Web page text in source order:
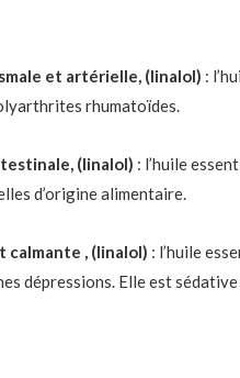
et artérielle, (linalol) :
rhumatoïdes.
(linalol) : l’huile
d’origine alimentaire.
, (linalol) : l’huile
dépressions. Elle est